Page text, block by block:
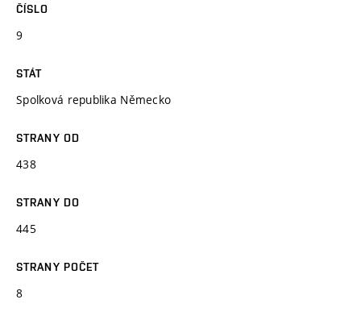
ČÍSLO
9
STÁT
Spolková republika Německo
STRANY OD
438
STRANY DO
445
STRANY POČET
8